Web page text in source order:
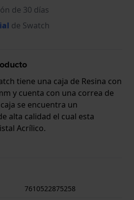
de 30 días
de Swatch
tiene una caja de Resina con
y cuenta con una correa de
se encuentra un
alta calidad el cual esta
Acrílico.
2 años de garantía.
7610522875258